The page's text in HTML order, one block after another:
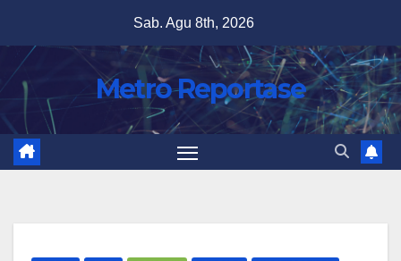
content
Sab. Agu 8th, 2026
Metro Reportase